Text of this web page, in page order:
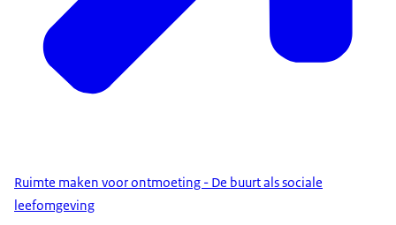
Ruimte maken voor ontmoeting - De buurt als sociale
leefomgeving